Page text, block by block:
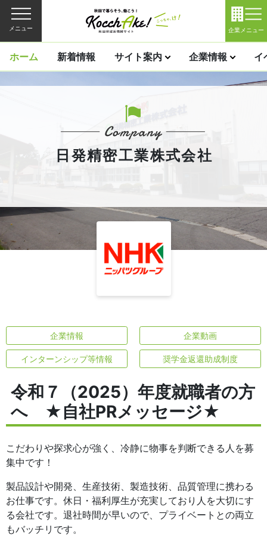
メニュー 企業メニュー
ホーム 新着情報 サイト案内 企業情報 イ
日発精密工業株式会社
企業情報 企業動画
インターンシップ等情報 奨学金返還助成制度
令和７（2025）年度就職者の方
へ ★自社PRメッセージ★
こだわりや探求心が強く、冷静に物事を判断できる人を募
集中です！
製品設計や開発、生産技術、製造技術、品質管理に携わる
お仕事です。休日・福利厚生が充実しており人を大切にす
る会社です。退社時間が早いので、プライベートとの両立
もバッチリです。